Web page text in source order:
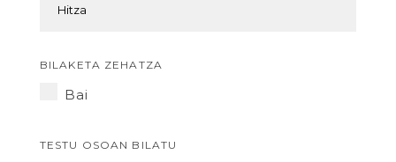
BILAKETA ZEHATZA
Bai
TESTU OSOAN BILATU